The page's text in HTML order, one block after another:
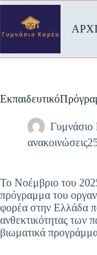
Μετάβαση
περιεχόμενο
Γυμνάσιο
Το Νοέμβριο του
πρόγραμμα του
φορέα στην Ελλάδα
ανθεκτικότητας των
βιωματικά